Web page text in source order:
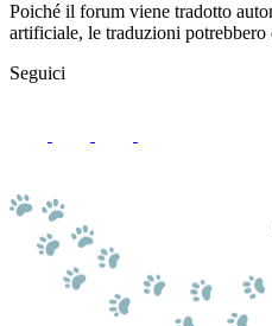
Poiché il forum viene tradotto
artificiale, le traduzioni potrebbero
Seguici